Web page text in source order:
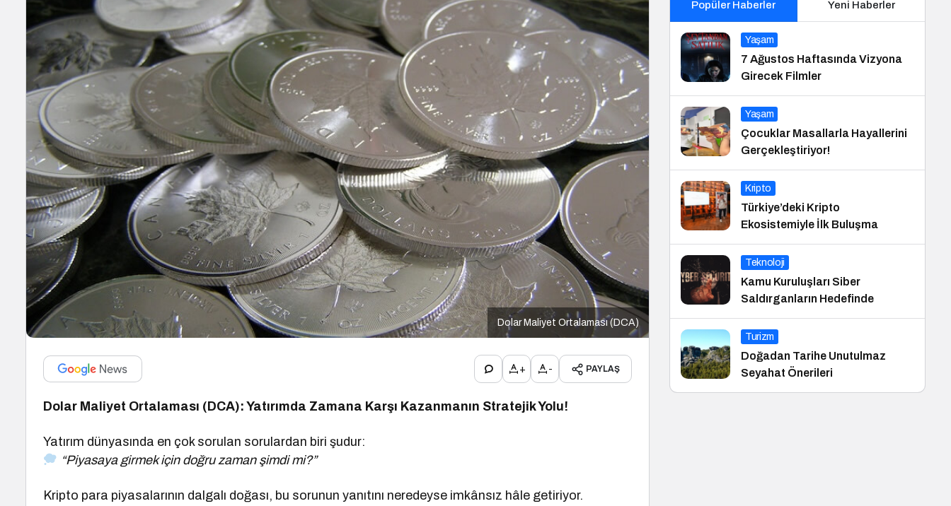
Dolar Maliyet Ortalaması (DCA)
+ - PAYLAŞ
Dolar Maliyet Ortalaması (DCA): Yatırımda Zamana Karşı Kazanmanın Stratejik Yolu!
Yatırım dünyasında en çok sorulan sorulardan biri şudur:
“Piyasaya girmek için doğru zaman şimdi mi?”
Kripto para piyasalarının dalgalı doğası, bu sorunun yanıtını neredeyse imkânsız hâle getiriyor.
Popüler Haberler Yeni Haberler
Yaşam
7 Ağustos Haftasında Vizyona
Girecek Filmler
Yaşam
Çocuklar Masallarla Hayallerini
Gerçekleştiriyor!
Kripto
Türkiye’deki Kripto
Ekosistemiyle İlk Buluşma
Teknoloji
Kamu Kuruluşları Siber
Saldırganların Hedefinde
Turizm
Doğadan Tarihe Unutulmaz
Seyahat Önerileri